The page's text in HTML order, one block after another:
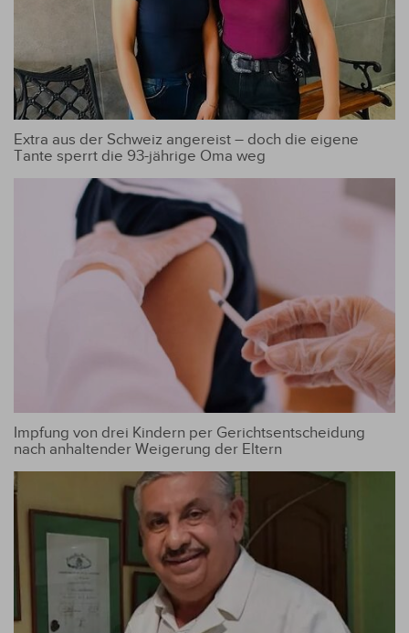
Extra aus der Schweiz angereist – doch die eigene
Tante sperrt die 93-jährige Oma weg
Impfung von drei Kindern per Gerichtsentscheidung
nach anhaltender Weigerung der Eltern